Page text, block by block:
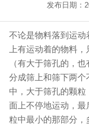
发布日期：
不论是物料落到运
上有运动着的物料
（有大于筛孔的，
分成筛上和筛下两
中，大于筛孔的颗
面上不停地运动，
粒中最小的那部分，